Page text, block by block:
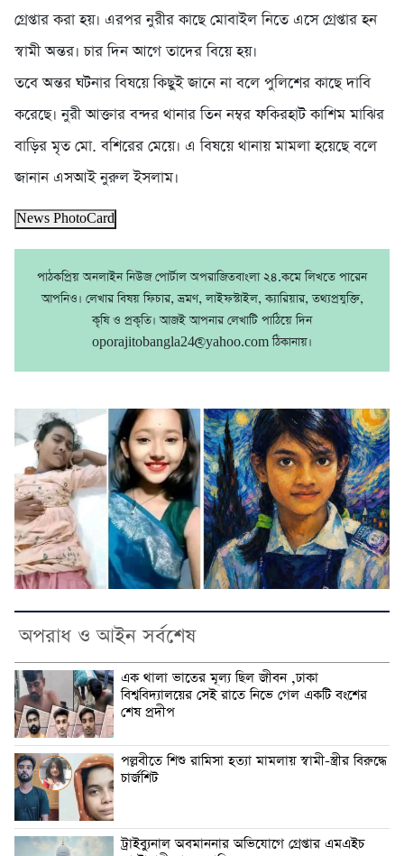
গ্রেপ্তার করা হয়। এরপর নুরীর কাছে মোবাইল নিতে এসে গ্রেপ্তার হন
স্বামী অন্তর। চার দিন আগে তাদের বিয়ে হয়।
তবে অন্তর ঘটনার বিষয়ে কিছুই জানে না বলে পুলিশের কাছে দাবি
করেছে। নুরী আক্তার বন্দর থানার তিন নম্বর ফকিরহাট কাশিম মাঝির
বাড়ির মৃত মো. বশিরের মেয়ে। এ বিষয়ে থানায় মামলা হয়েছে বলে
জানান এসআই নুরুল ইসলাম।
News PhotoCard
পাঠকপ্রিয় অনলাইন নিউজ পোর্টাল অপরাজিতবাংলা ২৪.কমে লিখতে পারেন
আপনিও। লেখার বিষয় ফিচার, ভ্রমণ, লাইফস্টাইল, ক্যারিয়ার, তথ্যপ্রযুক্তি,
কৃষি ও প্রকৃতি। আজই আপনার লেখাটি পাঠিয়ে দিন
oporajitobangla24@yahoo.com ঠিকানায়।
অপরাধ ও আইন সর্বশেষ
এক থালা ভাতের মূল্য ছিল জীবন ,ঢাকা
বিশ্ববিদ্যালয়ের সেই রাতে নিভে গেল একটি বংশের
শেষ প্রদীপ
পল্লবীতে শিশু রামিসা হত্যা মামলায় স্বামী-স্ত্রীর বিরুদ্ধে
চার্জশিট
ট্রাইব্যুনাল অবমাননার অভিযোগে গ্রেপ্তার এমএইচ